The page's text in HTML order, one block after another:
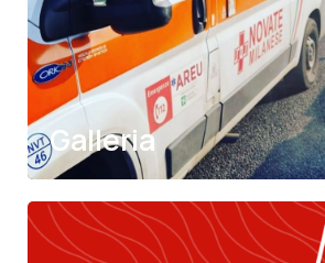
SOStienici
Scopri di più
Galleria